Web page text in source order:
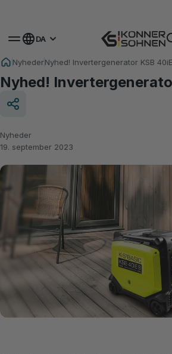
DA
NyhederNyhed! Invertergenerator KSB
Nyhed!
Nyheder
19. september 2023